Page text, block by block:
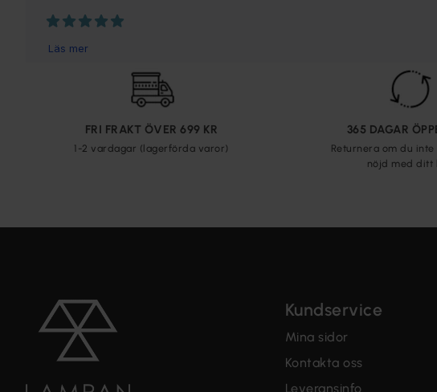
FRI FRAKT ÖVER 699 KR
1-2 vardagar (lagerförda varor)
365 DAGAR
Returnera om du
nöjd med ditt
Kundservice
Mina sidor
Kontakta oss
Leveransinfo